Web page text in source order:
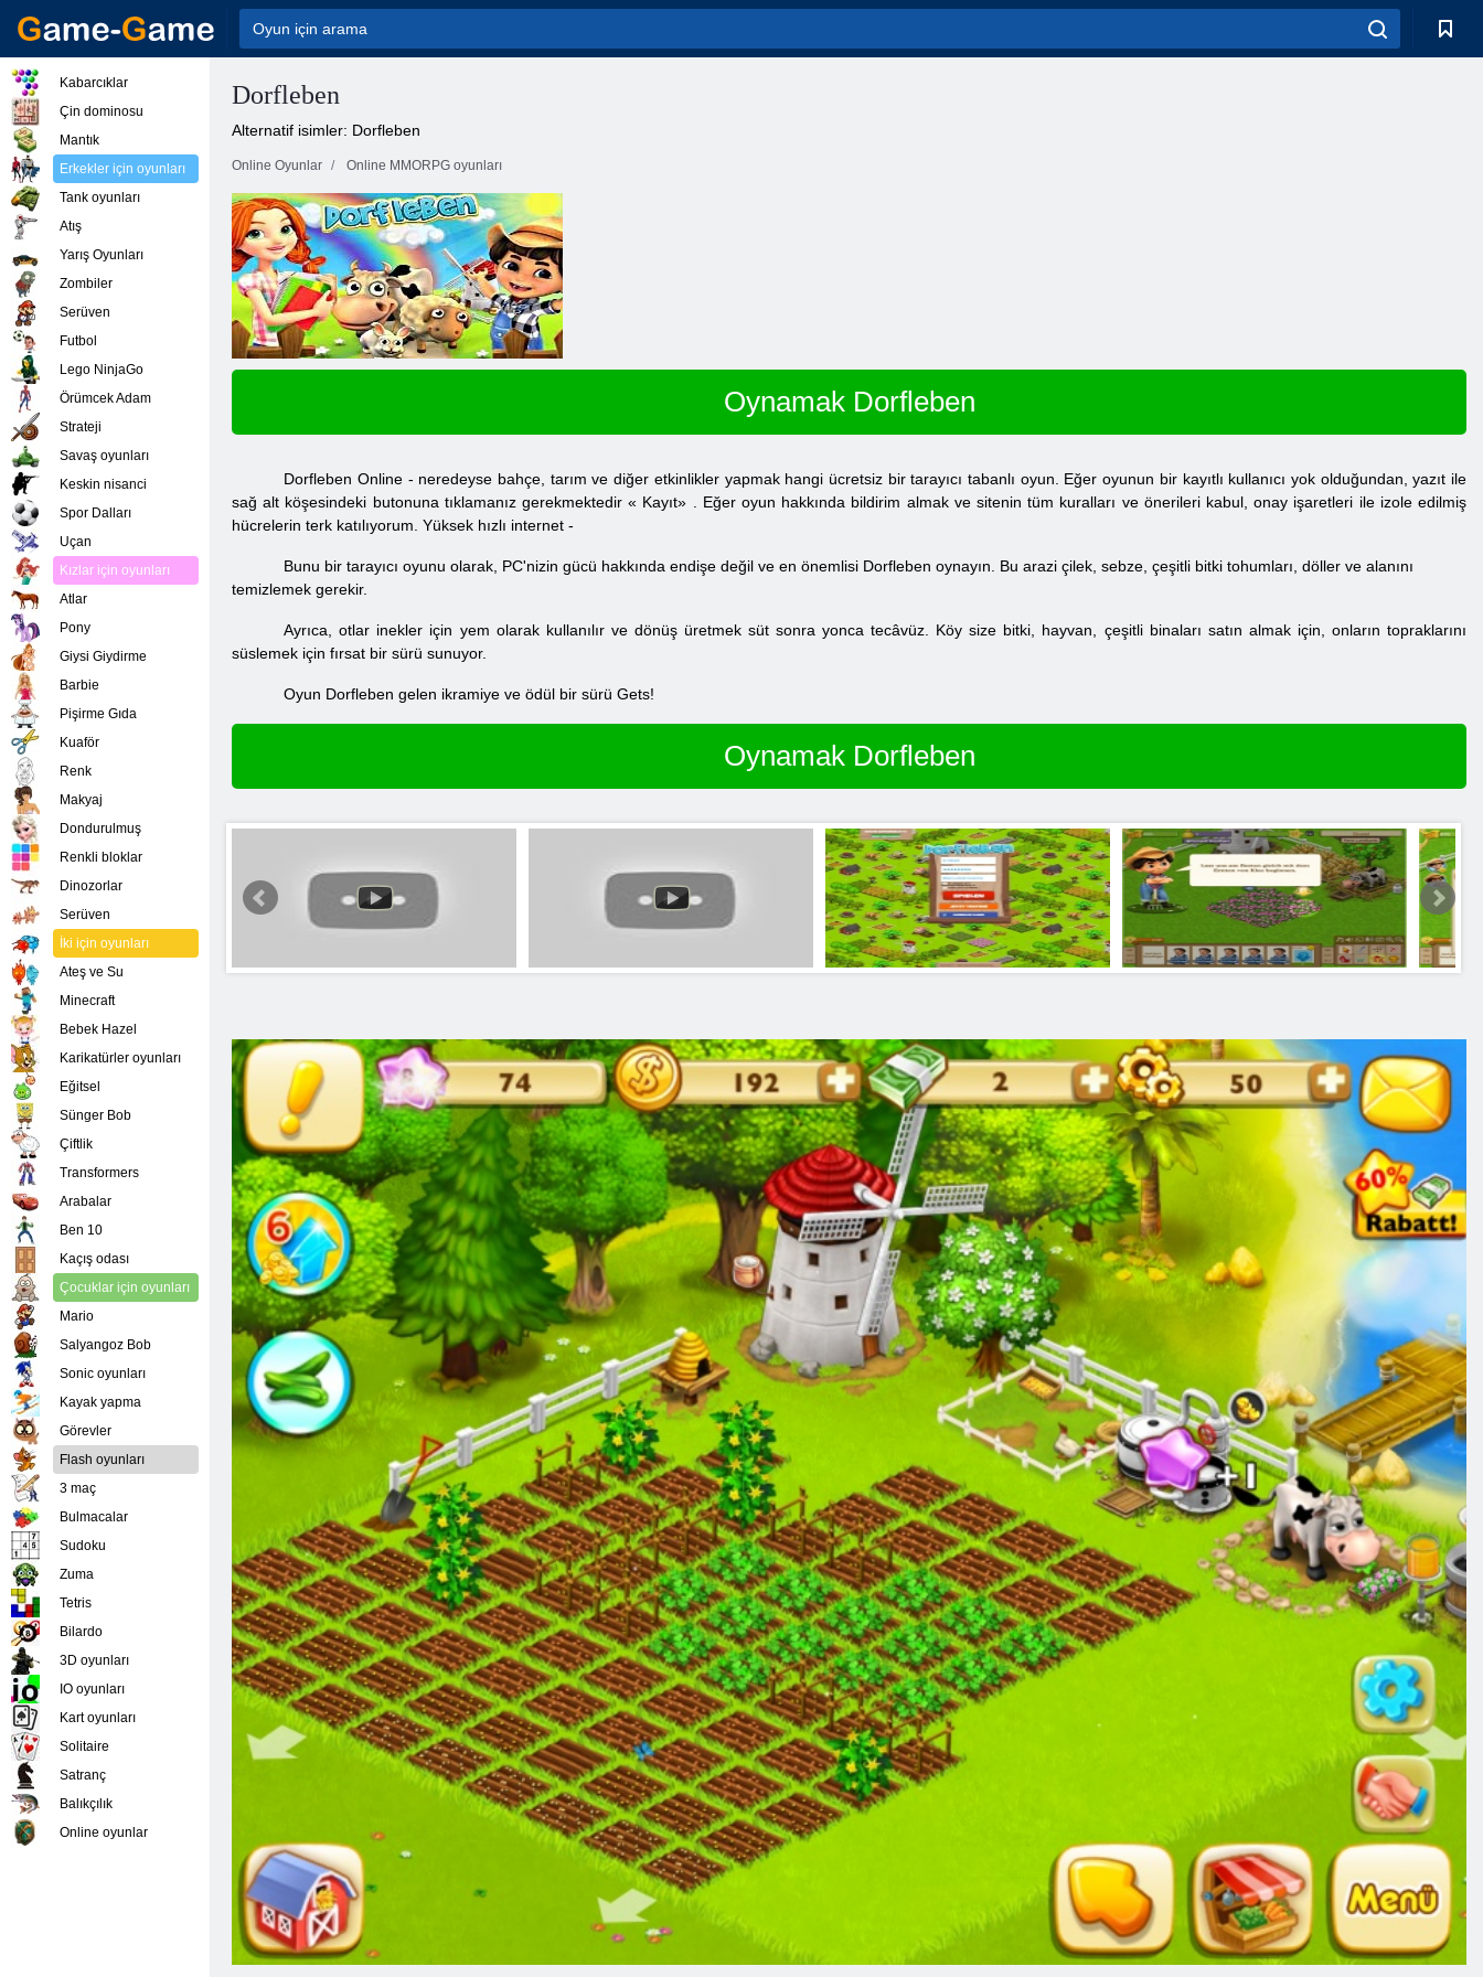
Dorfleben
Alternatif isimler: Dorfleben
Online Oyunlar Online MMORPG oyunları
Oynamak Dorfleben
Dorfleben Online - neredeyse bahçe, tarım ve diğer etkinlikler yapmak hangi ücretsiz bir tarayıcı tabanlı oyun. Eğer oyunun bir kayıtlı kullanıcı yok olduğundan, yazıt ile
sağ alt köşesindeki butonuna tıklamanız gerekmektedir « Kayıt»
Eğer oyun hakkında bildirim almak ve sitenin tüm kuralları ve önerileri kabul, onay işaretleri ile izole edilmiş
hücrelerin terk katılıyorum. Yüksek hızlı internet -
Bunu bir tarayıcı oyunu olarak, PC'nizin gücü hakkında endişe değil ve en önemlisi Dorfleben oynayın. Bu arazi çilek, sebze, çeşitli bitki tohumları, döller ve alanını
temizlemek gerekir.
Ayrıca, otlar inekler için yem olarak kullanılır ve dönüş üretmek süt sonra yonca tecâvüz. Köy size bitki, hayvan, çeşitli binaları satın almak için, onların topraklarını
süslemek için fırsat bir sürü sunuyor.
Oyun Dorfleben gelen ikramiye ve ödül bir sürü Gets!
Oynamak Dorfleben
Kabarcıklar
Çin dominosu
Mantık
Erkekler için oyunları
Tank oyunları
Atış
Yarış Oyunları
Zombiler
Serüven
Futbol
Lego NinjaGo
Örümcek Adam
Strateji
Savaş oyunları
Keskin nisanci
Spor Dalları
Uçan
Kızlar için oyunları
Atlar
Pony
Giysi Giydirme
Barbie
Pişirme Gıda
Kuaför
Renk
Makyaj
Dondurulmuş
Renkli bloklar
Dinozorlar
Serüven
İki için oyunları
Ateş ve Su
Minecraft
Bebek Hazel
Karikatürler oyunları
Eğitsel
Sünger Bob
Çiftlik
Transformers
Arabalar
Ben 10
Kaçış odası
Çocuklar için oyunları
Mario
Salyangoz Bob
Sonic oyunları
Kayak yapma
Görevler
Flash oyunları
3 maç
Bulmacalar
Sudoku
Zuma
Tetris
Bilardo
3D oyunları
IO oyunları
Kart oyunları
Solitaire
Satranç
Balıkçılık
Online oyunlar